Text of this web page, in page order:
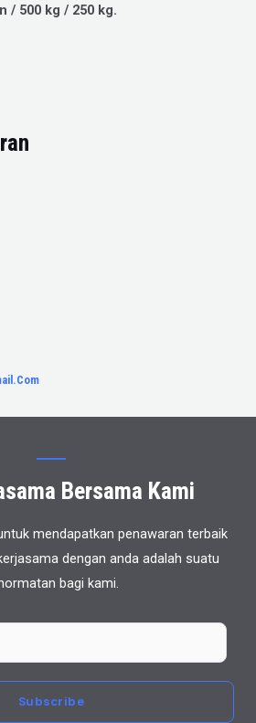
/ 500 kg / 250 kg.
Bersama Kami
mendapatkan penawaran terbaik
dengan anda adalah suatu
bagi kami.
Subscribe